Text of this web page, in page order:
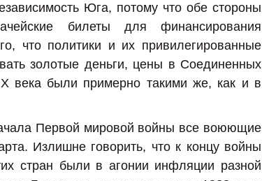
Юга, потому что обе стороны
билеты для финансирования
что политики и их привилегированные
золотые деньги, цены в Соединенных
века были примерно такими же, как и в
Первой мировой войны все воюющие
Излишне говорить, что к концу войны
стран были в агонии инфляции разной